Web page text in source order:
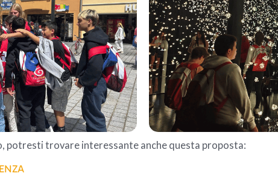
potresti trovare interessante anche questa proposta: